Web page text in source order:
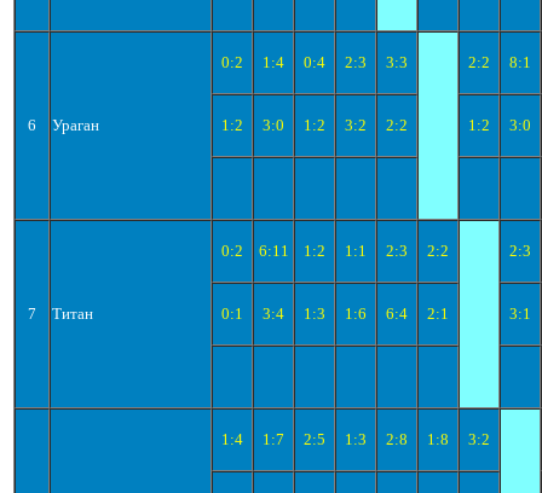
6 Ураган
0:2 1:4 0:4 2:3 3:3 2:2 8:1
1:2 3:0 1:2 3:2 2:2 1:2 3:0
7 Титан
0:2 6:11 1:2 1:1 2:3 2:2 2:3
0:1 3:4 1:3 1:6 6:4 2:1 3:1
1:4 1:7 2:5 1:3 2:8 1:8 3:2